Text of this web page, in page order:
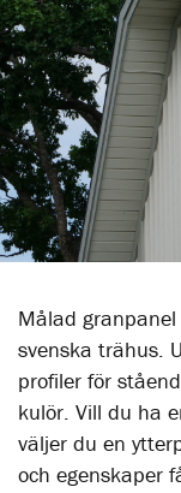
Målad
svenska trähus.
profiler för
kulör. Vill du ha
väljer du en
och egenskaper